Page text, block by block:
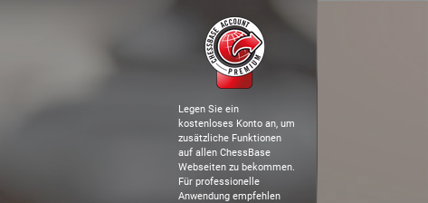
Legen Sie ein
kostenloses Konto an, um
zusätzliche Funktionen
auf allen ChessBase
Webseiten zu bekommen.
Für professionelle
Anwendung empfehlen